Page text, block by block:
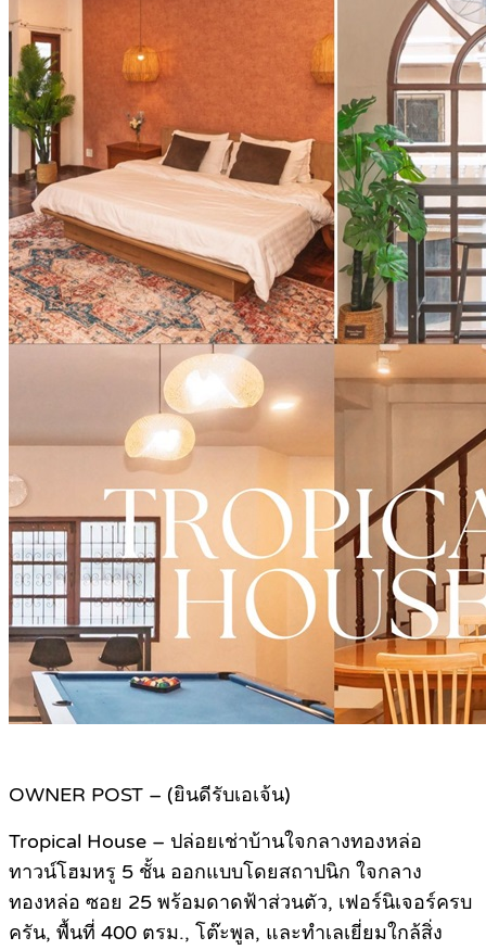
OWNER POST – (ยินดีรับเอเจ้น)
Tropical House – ปล่อยเช่าบ้านใจกลางทองหล่อ
ทาวน์โฮมหรู 5 ชั้น ออกแบบโดยสถาปนิก ใจกลาง
ทองหล่อ ซอย 25 พร้อมดาดฟ้าส่วนตัว, เฟอร์นิเจอร์ครบ
ครัน, พื้นที่ 400 ตรม., โต๊ะพูล, และทำเลเยี่ยมใกล้สิ่ง